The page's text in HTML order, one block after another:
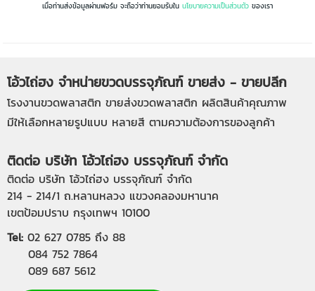
เมื่อท่านส่งข้อมูลผ่านฟอร์ม จะถือว่าท่านยอมรับใน นโยบายความเป็นส่วนตัว ของเรา
โอ้วไถ่ฮง จำหน่ายขวดบรรจุภัณฑ์ ขายส่ง - ขายปลีก
โรงงานขวดพลาสติก ขายส่งขวดพลาสติก ผลิตสินค้าคุณภาพ
มีให้เลือกหลายรูปแบบ หลายสี ตามความต้องการของลูกค้า
ติดต่อ บริษัท โอ้วไถ่ฮง บรรจุภัณฑ์ จำกัด
ติดต่อ บริษัท โอ้วไถ่ฮง บรรจุภัณฑ์ จำกัด
214 - 214/1 ถ.หลานหลวง แขวงคลองมหานาค
เขตป้อมปราบ กรุงเทพฯ 10100
Tel: 02 627 0785 ถึง 88
084 752 7864
089 687 5612